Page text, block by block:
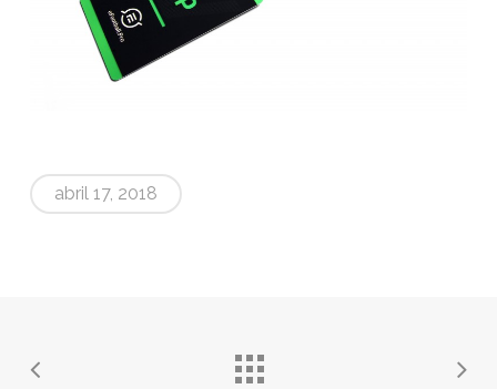
abril 17, 2018